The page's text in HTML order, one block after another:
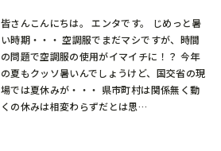
皆さんこんにちは。 エンタです。 じめっと暑
い時期・・・ 空調服でまだマシですが、時間
の問題で空調服の使用がイマイチに！？ 今年
の夏もクッソ暑いんでしょうけど、国交省の現
場では夏休みが・・・ 県市町村は関係無く動
くの休みは相変わらずだとは思…